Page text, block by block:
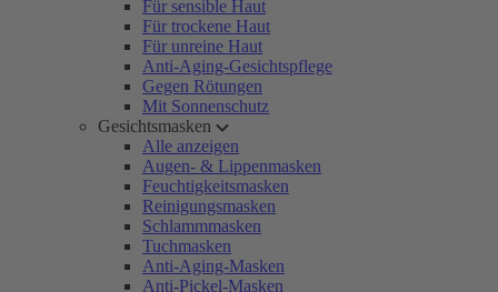
Für sensible Haut
Für trockene Haut
Für unreine Haut
Anti-Aging-Gesichtspflege
Gegen Rötungen
Mit Sonnenschutz
Gesichtsmasken
Alle anzeigen
Augen- & Lippenmasken
Feuchtigkeitsmasken
Reinigungsmasken
Schlammmasken
Tuchmasken
Anti-Aging-Masken
Anti-Pickel-Masken